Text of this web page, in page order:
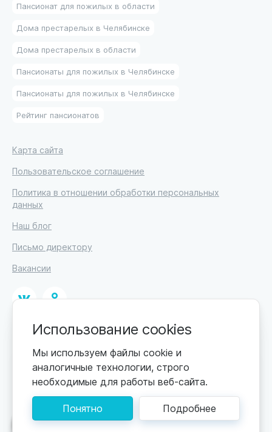
Поможем подобрать пансионат
Пансионат для пожилых в области
Дома престарелых в Челябинске
Дома престарелых в области
Пансионаты для пожилых в Челябинске
Пансионаты для пожилых в Челябинске
Рейтинг пансионатов
Карта сайта
Пользовательское соглашение
Политика в отношении обработки персональных
данных
Наш блог
Письмо директору
Вакансии
© 2026
ИП Высоцкий Дмитрий Петрович, ИНН 233610721148
Цены обновляются по мере поступления новой
информации. Точную стоимость уточняйте у
пансионата. Информация, предоставленная на сайте,
не может быть использована для постановки
диагноза, назначения лечения и не заменяет прием
Использование cookies
Мы используем файлы cookie и
аналогичные технологии, строго
необходимые для работы веб-сайта.
Понятно Подробнее